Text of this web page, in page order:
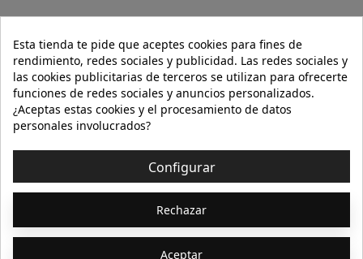
NUESTRA WEB
AYUDA
INFORMACIÓN 
Esta tienda te pide que aceptes cookies para fines de
rendimiento, redes sociales y publicidad. Las redes sociales y
las cookies publicitarias de terceros se utilizan para ofrecerte
funciones de redes sociales y anuncios personalizados.
¿Aceptas estas cookies y el procesamiento de datos
personales involucrados?
Configurar
Rechazar
Aceptar